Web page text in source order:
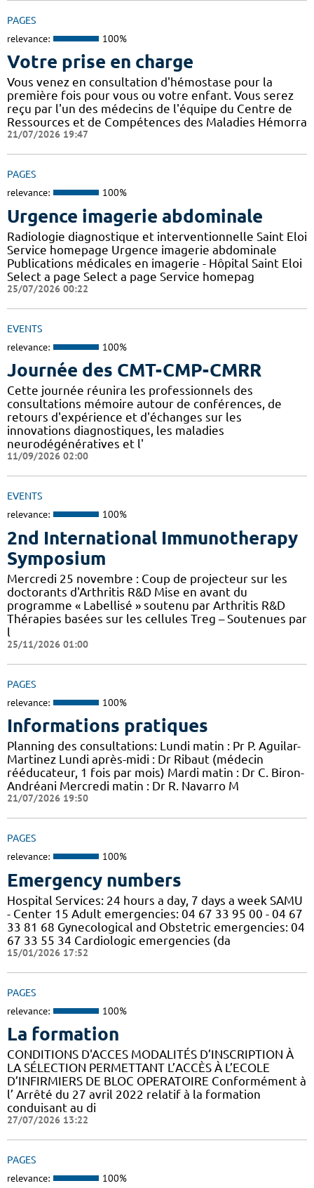
PAGES
relevance: 100%
Votre prise en charge
Vous venez en consultation d'hémostase pour la
première fois pour vous ou votre enfant. Vous serez
reçu par l'un des médecins de l'équipe du Centre de
Ressources et de Compétences des Maladies Hémorra
21/07/2026 19:47
PAGES
relevance: 100%
Urgence imagerie abdominale
Radiologie diagnostique et interventionnelle Saint Eloi
Service homepage Urgence imagerie abdominale
Publications médicales en imagerie - Hôpital Saint Eloi
Select a page Select a page Service homepag
25/07/2026 00:22
EVENTS
relevance: 100%
Journée des CMT-CMP-CMRR
Cette journée réunira les professionnels des
consultations mémoire autour de conférences, de
retours d'expérience et d'échanges sur les
innovations diagnostiques, les maladies
neurodégénératives et l'
11/09/2026 02:00
EVENTS
relevance: 100%
2nd International Immunotherapy
Symposium
Mercredi 25 novembre : Coup de projecteur sur les
doctorants d'Arthritis R&D Mise en avant du
programme « Labellisé » soutenu par Arthritis R&D
Thérapies basées sur les cellules Treg – Soutenues par
l
25/11/2026 01:00
PAGES
relevance: 100%
Informations pratiques
Planning des consultations: Lundi matin : Pr P. Aguilar-
Martinez Lundi après-midi : Dr Ribaut (médecin
rééducateur, 1 fois par mois) Mardi matin : Dr C. Biron-
Andréani Mercredi matin : Dr R. Navarro M
21/07/2026 19:50
PAGES
relevance: 100%
Emergency numbers
Hospital Services: 24 hours a day, 7 days a week SAMU
- Center 15 Adult emergencies: 04 67 33 95 00 - 04 67
33 81 68 Gynecological and Obstetric emergencies: 04
67 33 55 34 Cardiologic emergencies (da
15/01/2026 17:52
PAGES
relevance: 100%
La formation
CONDITIONS D'ACCES MODALITÉS D’INSCRIPTION À
LA SÉLECTION PERMETTANT L’ACCÈS À L’ECOLE
D’INFIRMIERS DE BLOC OPERATOIRE Conformément à
l’ Arrêté du 27 avril 2022 relatif à la formation
conduisant au di
27/07/2026 13:22
PAGES
relevance: 100%